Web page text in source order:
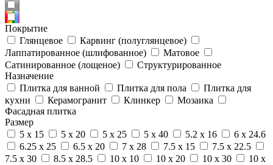
Покрытие
Глянцевое
Карвинг (полуглянцевое)
Лаппатированное (шлифованное)
Матовое
Сатинированное (лощеное)
Структурированное
Назначение
Плитка для ванной
Плитка для пола
Плитка для
кухни
Керамогранит Клинкер
Мозаика
Фасадная плитка
Размер
5 x 15
5 x 20 5 x 25 5 x 40 5.2 x 16
6 x 24.6
6.25 x 25
6.5 x 20 7 x 28 7.5 x 15
7.5 x 22.5
7.5 x 30
8.5 x 28.5 10 x 10 10 x 20 10 x 30
10 x